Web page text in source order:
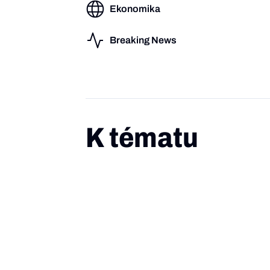
Ekonomika
Breaking News
K tématu